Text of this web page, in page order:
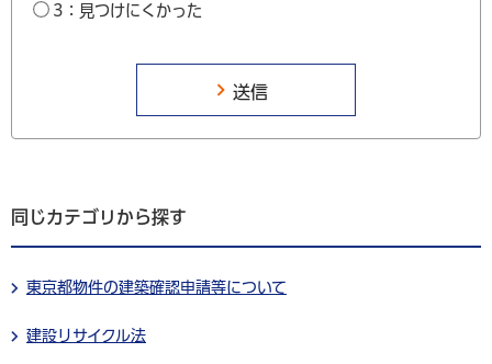
3：見つけにくかった
同じカテゴリから探す
東京都物件の建築確認申請等について
建設リサイクル法